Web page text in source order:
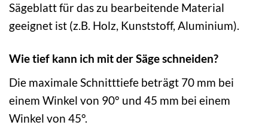
Sägeblatt für das zu bearbeitende Material
geeignet ist (z.B. Holz, Kunststoff, Aluminium).
Wie tief kann ich mit der Säge schneiden?
Die maximale Schnitttiefe beträgt 70 mm bei
einem Winkel von 90° und 45 mm bei einem
Winkel von 45°.